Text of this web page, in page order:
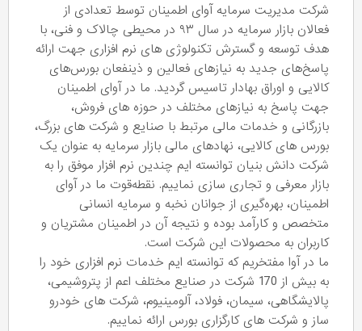
شرکت مدیریت سرمایه آوای اطمینان توسط تعدادی از
فعالان بازار سرمایه در سال ۹۳ در محیطی چالاک و فنی، با
هدف توسعه و گسترش تکنولوژی های نرم افزاری جهت ارائه
پاسخ‌های جدید به نیازهای فعالین و ذینفعان بورس‌های
کالایی و اوراق بهادار تاسیس گردید. ما در آوای اطمینان
جهت پاسخ به نیازهای مختلف در حوزه های فروش،
بازرگانی و خدمات مالی مرتبط با صنایع و شرکت های بزرگ،
بورس های کالایی، نهادهای مالی بازار سرمایه به عنوان یک
شرکت دانش بنیان توانسته ایم چندین نرم افزار موفق را به
بازار معرفی و تجاری سازی نماییم. نقطه‌قوت ما در آوای
اطمینان، بهره‌گیری از جوانان نخبه و سرمایه انسانی
متخصص و کارآمد بوده و نتیجه آن در اطمینان مشتریان و
کاربران به محصولات این شرکت است.
ما در آوا مفتخریم که توانسته ایم خدمات نرم افزاری خود را
به بیش از 170 شرکت در صنایع مختلف اعم از پتروشیمی،
پالایشگاهی، سیمان، فولاد، آلومینیوم، شرکت های خودرو
ساز و شرکت های کارگزاری بورس ارائه نماییم.